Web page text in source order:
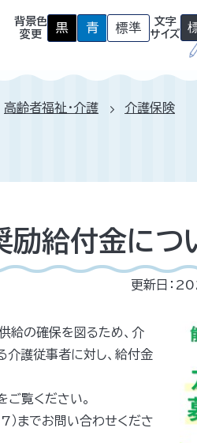
背景色
変更
黒
背
景
に
青
背
景
青
に
標準
背
景
戻
文字
サイズ
期
高齢者福祉・介護
介護保険
励給付金につ
更新日：
給の確保を図るため、介
介護従事者に対し、給付金
覧ください。
までお問い合わせくださ